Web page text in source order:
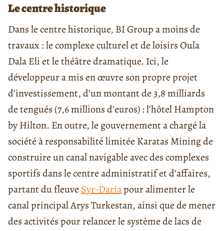
Le centre historique
Dans le centre historique, BI Group a moins de
travaux : le complexe culturel et de loisirs Oula
Dala Eli et le théâtre dramatique. Ici, le
développeur a mis en œuvre son propre projet
d’investissement, d’un montant de 3,8 milliards
de tengués (7,6 millions d’euros) : l’hôtel Hampton
by Hilton. En outre, le gouvernement a chargé la
société à responsabilité limitée Karatas Mining de
construire un canal navigable avec des complexes
sportifs dans le centre administratif et d’affaires,
partant du fleuveSyr-Dariapour alimenter le
canal principal Arys Turkestan, ainsi que de mener
des activités pour relancer le système de lacs de